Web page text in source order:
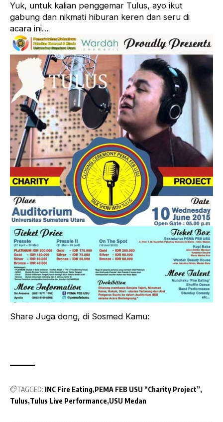
Yuk, untuk kalian penggemar Tulus, ayo ikut
gabung dan nikmati hiburan keren dan seru di
acara ini…
Share Juga dong, di Sosmed Kamu:
TAGGED: INC Fire Eating PEMA FEB USU “Charity Project”
Tulus Tulus Live Performance USU Medan